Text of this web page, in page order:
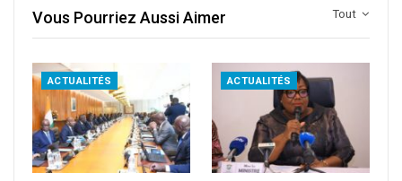
Tout
Vous Pourriez Aussi Aimer
ACTUALITÉS ACTUALITÉS